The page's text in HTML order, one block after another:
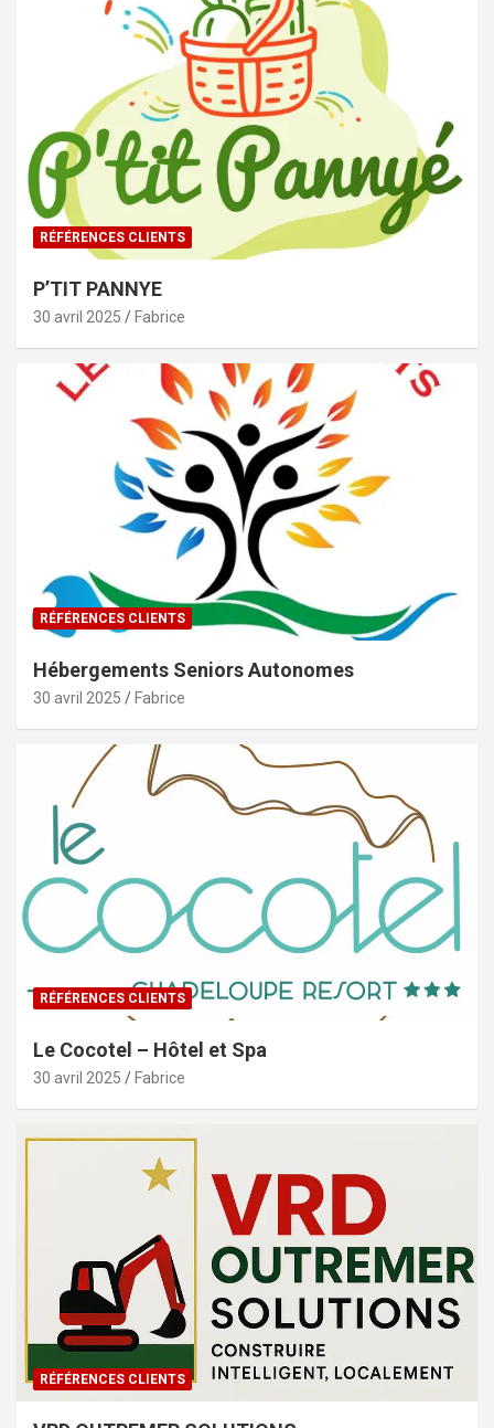
RÉFÉRENCES CLIENTS
P’TIT PANNYE
30 avril 2025 Fabrice
RÉFÉRENCES CLIENTS
Hébergements Seniors Autonomes
30 avril 2025 Fabrice
RÉFÉRENCES CLIENTS
Le Cocotel – Hôtel et Spa
30 avril 2025 Fabrice
RÉFÉRENCES CLIENTS